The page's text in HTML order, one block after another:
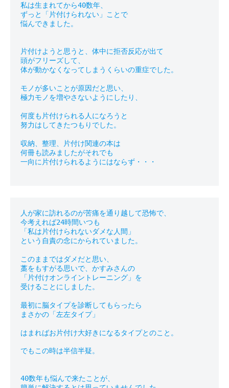
私は生まれてから40数年、
ずっと「片付けられない」ことで
悩んできました。
片付けようと思うと、体中に拒否反応が出て
頭がフリーズして、
体が動かなくなってしまうくらいの重症でした。
モノが多いことが原因だと思い、
極力モノを増やさないようにしたり、
何度も片付けられる人になろうと
努力はしてきたつもりでした。
収納、整理、片付け関連の本は
何冊も読みましたがそれでも
一向に片付けられるようにはならず・・・
人が家に訪れるのが苦痛を通り越して恐怖で、
今考えれば24時間いつも
「私は片付けられないダメな人間」
という自責の念にかられていました。
このままではダメだと思い、
藁をもすがる思いで、かすみさんの
「片付けオンライントレーニング」を
受けることにしました。
最初に脳タイプを診断してもらったら
まさかの「左左タイプ」
はまればお片付け大好きになるタイプとのこと。
でもこの時は半信半疑。
40数年も悩んで来たことが、